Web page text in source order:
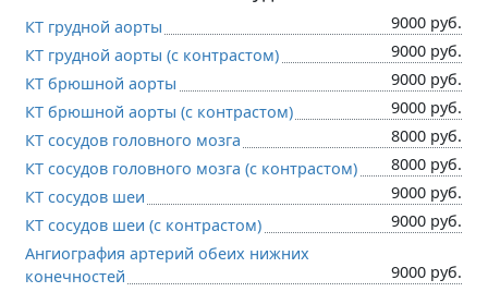
КТ грудной аорты
9000 руб.
КТ грудной аорты (c контрастом)
9000 руб.
КТ брюшной аорты
9000 руб.
КТ брюшной аорты (c контрастом)
9000 руб.
КТ сосудов головного мозга
8000 руб.
КТ сосудов головного мозга (c контрастом)
8000 руб.
КТ сосудов шеи
9000 руб.
КТ сосудов шеи (c контрастом)
9000 руб.
Ангиография артерий обеих нижних
конечностей
9000 руб.